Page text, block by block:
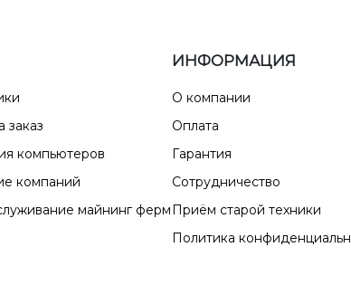
заказ
компьютеров
компаний
майнинг ферм
ИНФОРМАЦИЯ
О компании
Оплата
Гарантия
Сотрудничество
Приём старой техники
Политика